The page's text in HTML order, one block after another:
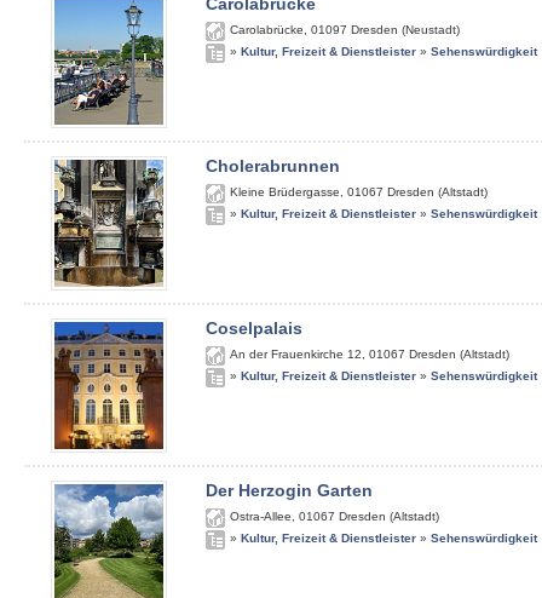
Carolabrücke 01097 Dresden (Neustadt)
» Kultur, Freizeit & Dienstleister » Sehenswürdigkeit
Cholerabrunnen
Kleine Brüdergasse 01067 Dresden (Altstadt)
» Kultur, Freizeit & Dienstleister » Sehenswürdigkeit
Coselpalais
An der Frauenkirche 12 01067 Dresden (Altstadt)
» Kultur, Freizeit & Dienstleister » Sehenswürdigkeit
Der Herzogin Garten
Ostra-Allee 01067 Dresden (Altstadt)
» Kultur, Freizeit & Dienstleister » Sehenswürdigkeit